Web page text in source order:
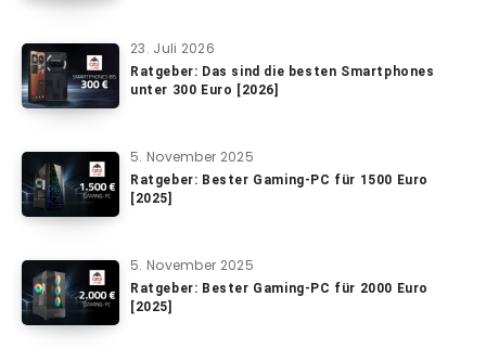
23. Juli 2026
Ratgeber: Das sind die besten Smartphones
unter 300 Euro [2026]
5. November 2025
Ratgeber: Bester Gaming-PC für 1500 Euro
[2025]
5. November 2025
Ratgeber: Bester Gaming-PC für 2000 Euro
[2025]